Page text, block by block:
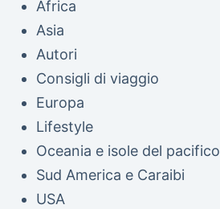
Africa
Asia
Autori
Consigli di viaggio
Europa
Lifestyle
Oceania e isole del pacifico
Sud America e Caraibi
USA